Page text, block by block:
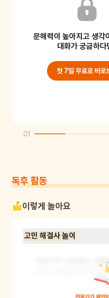
더울 때 옷을 벗으면 시원해
문제가 생기면 간단하게 해결
문해력이 높아지고 생각
대화가 궁금하다
첫 7일 무료로 바로
01
독후 활동
이렇게 놀아요
고민 해결사 놀이
어린이가 고민하는 상
나온 것처럼 재치 있고
요. 그 다음에는 역할을